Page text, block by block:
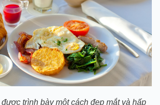
trình bày một cách đẹp mắt và hấp